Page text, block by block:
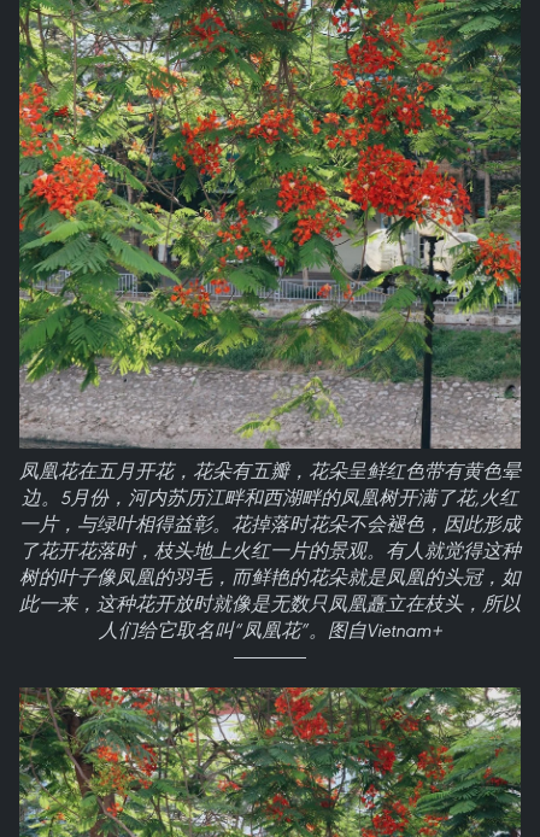
凤凰花在五月开花，花朵有五瓣，花朵呈鲜红色带有黄色晕
边。5月份，河内苏历江畔和西湖畔的凤凰树开满了花,火红
一片，与绿叶相得益彰。花掉落时花朵不会褪色，因此形成
了花开花落时，枝头地上火红一片的景观。有人就觉得这种
树的叶子像凤凰的羽毛，而鲜艳的花朵就是凤凰的头冠，如
此一来，这种花开放时就像是无数只凤凰矗立在枝头，所以
人们给它取名叫“凤凰花”。图自Vietnam+